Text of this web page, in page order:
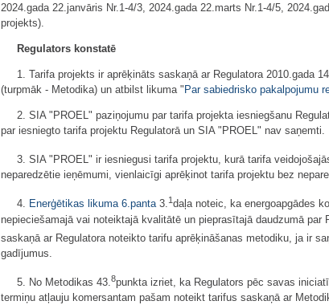
2024.gada 22.janvāris Nr.1-4/3, 2024.gada 22.marts Nr.1-4/5,
projekts).
Regulators konstatē
1. Tarifa projekts ir aprēķināts saskaņā ar Regulatora 2010.gada
(turpmāk - Metodika) un atbilst likuma " Par sabiedrisko pakalpojumu
2. SIA "PROEL" paziņojumu par tarifa projekta iesniegšanu
par iesniegto tarifa projektu Regulatorā un SIA "PROEL" nav saņemti.
3. SIA "PROEL" ir iesniegusi tarifa projektu, kurā tarifa
neparedzētie ieņēmumi, vienlaicīgi aprēķinot tarifa projektu bez
4. Enerģētikas likuma 6.panta3.1 daļa noteic, ka energoapgādes
nepieciešamajā vai noteiktajā kvalitātē un pieprasītajā daudzumā
saskaņā ar Regulatora noteikto tarifu aprēķināšanas metodiku, ja ir
gadījumus.
5. No Metodikas 43.8punkta izriet, ka Regulators pēc savas
termiņu atļauju komersantam pašam noteikt tarifus saskaņā ar